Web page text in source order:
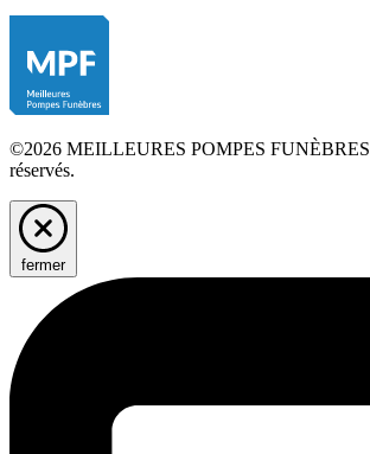
©2026 MEILLEURES POMPES
réservés.
fermer